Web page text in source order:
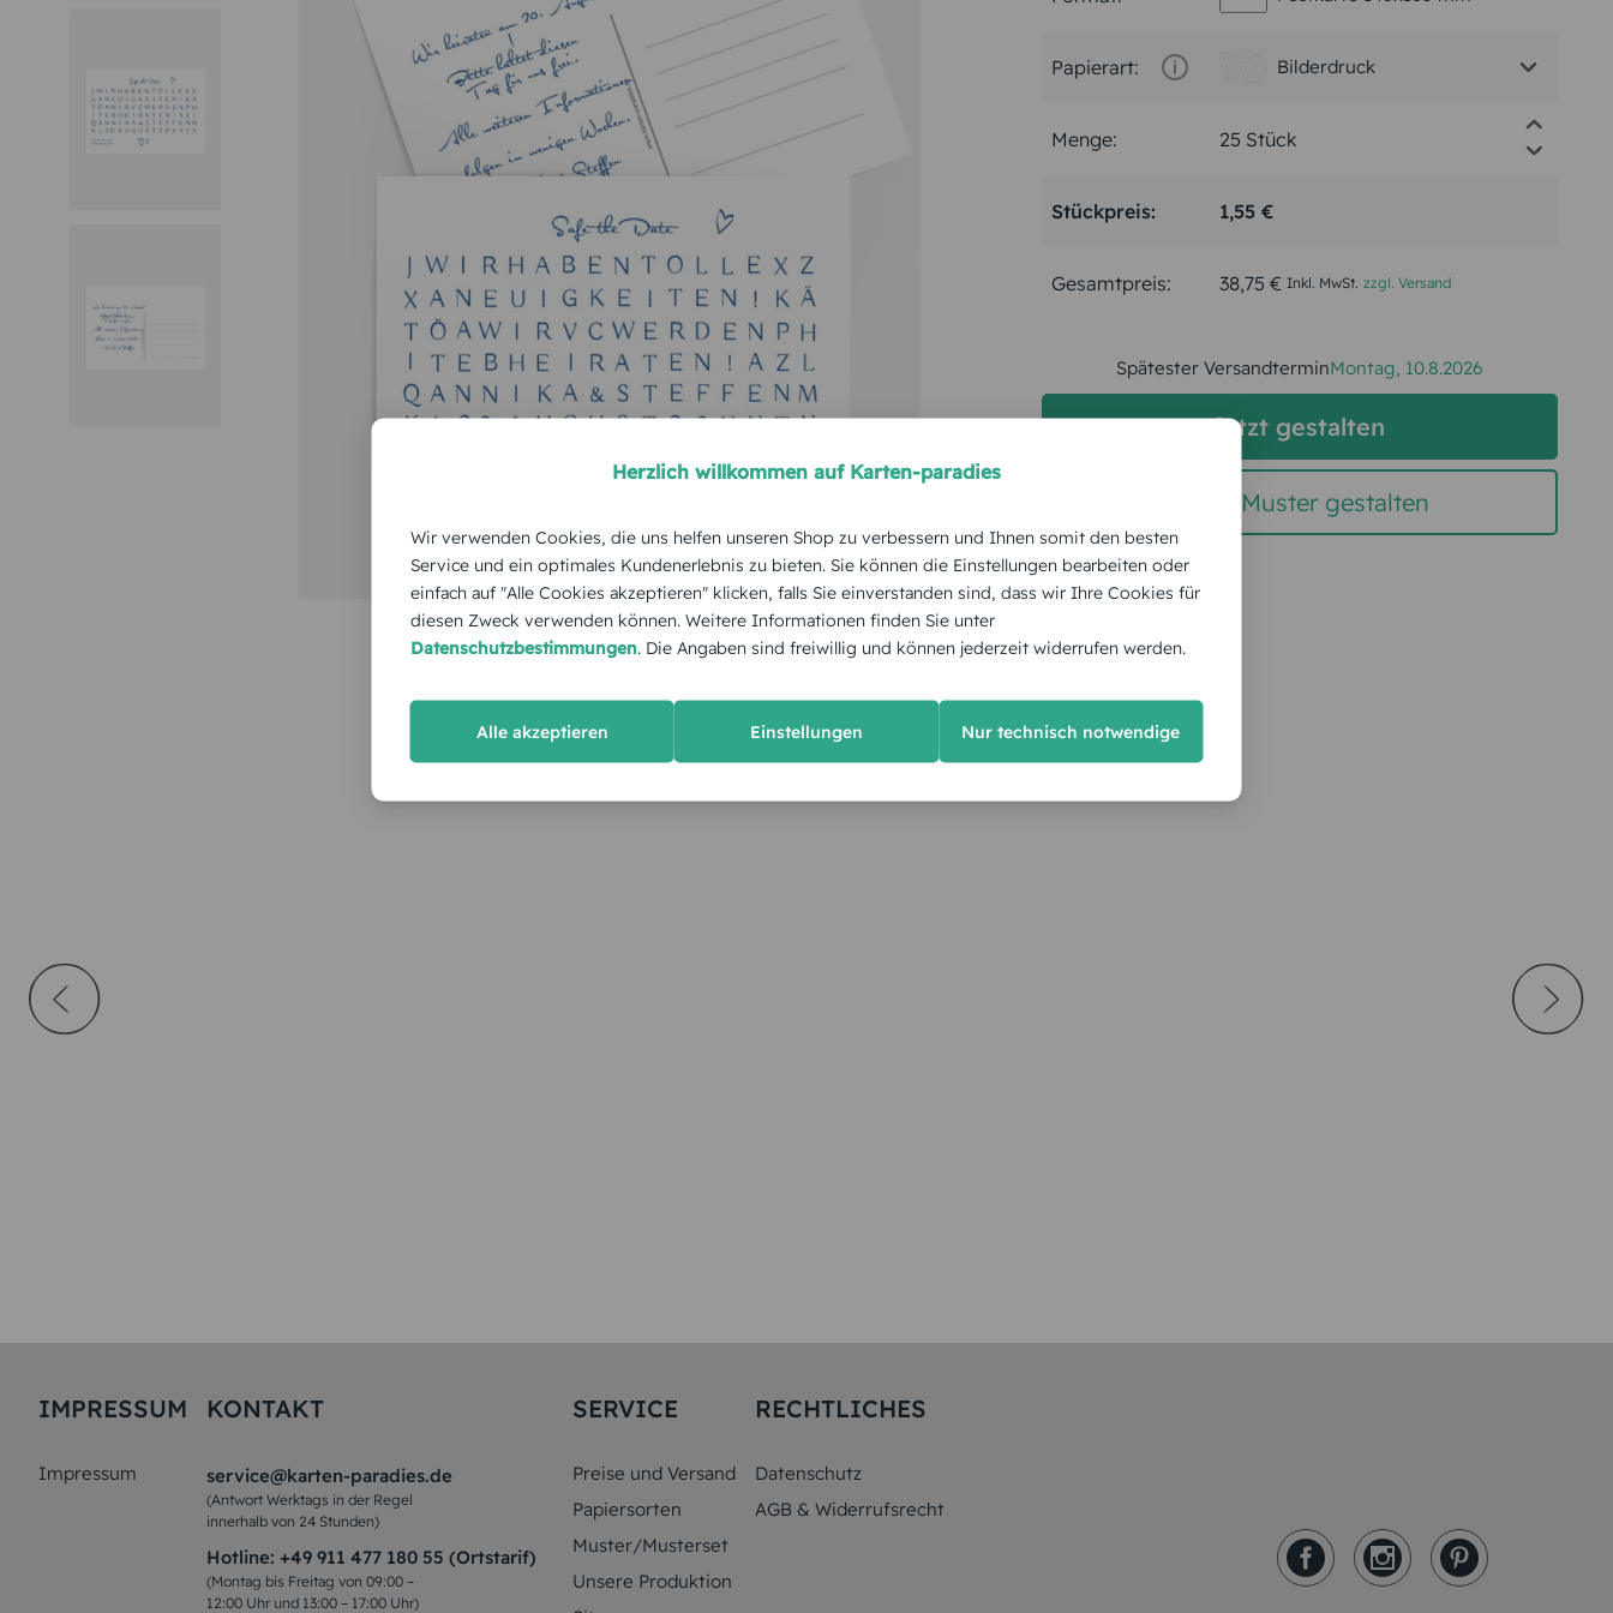
Papierart: Bilderdruck
Menge:
Stückpreis: 1,55 €
Gesamtpreis: 38,75 € Inkl. MwSt. zzgl. Versand
Spätester VersandterminMontag, 10.8.2026
jetzt gestalten
gratis Muster gestalten
IMPRESSUM
Impressum
KONTAKT
service@karten-paradies.de
(Antwort Werktags in der Regel
innerhalb von 24 Stunden)
Hotline: +49 911 477 180 55 (Ortstarif)
(Montag bis Freitag von 09:00 –
12:00 Uhr und 13:00 – 17:00 Uhr)
SERVICE
Preise und Versand
Papiersorten
Muster/Musterset
Unsere Produktion
RECHTLICHES
Datenschutz
AGB & Widerrufsrecht
Herzlich willkommen auf Karten-paradies
Wir verwenden Cookies, die uns helfen unseren Shop zu verbessern und Ihnen somit den besten
Service und ein optimales Kundenerlebnis zu bieten. Sie können die Einstellungen bearbeiten oder
einfach auf "Alle Cookies akzeptieren" klicken, falls Sie einverstanden sind, dass wir Ihre Cookies für
diesen Zweck verwenden können. Weitere Informationen finden Sie unter
Datenschutzbestimmungen. Die Angaben sind freiwillig und können jederzeit widerrufen werden.
Alle akzeptieren Einstellungen Nur technisch notwendige